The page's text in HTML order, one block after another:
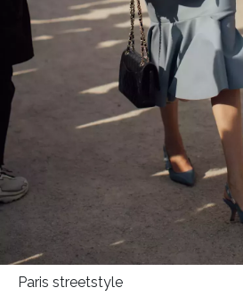
Paris streetstyle